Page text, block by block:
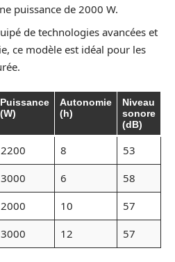
puissance de 2000 W.
de technologies avancées et
ce modèle est idéal pour les
Puissance
(W)
Autonomie
(h)
Niveau
sonore
(dB)
2200 8
53
3000 6
58
2000 10
57
3000 12 57